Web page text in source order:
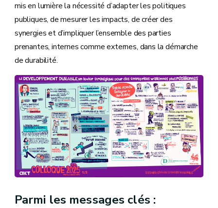
mis en lumière la nécessité d’adapter les politiques
publiques, de mesurer les impacts, de créer des
synergies et d’impliquer l’ensemble des parties
prenantes, internes comme externes, dans la démarche
de durabilité.
Parmi les messages clés :